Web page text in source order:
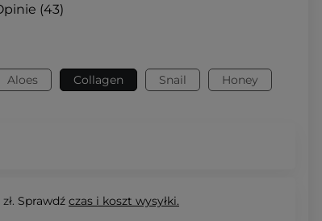
43
Aloes Collagen Snail
Honey
Sprawdź czas i koszt wysyłki.